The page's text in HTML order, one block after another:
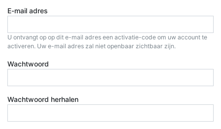
E-mail adres
U ontvangt op op dit e-mail adres een activatie-code om uw account te
activeren. Uw e-mail adres zal niet openbaar zichtbaar zijn.
Wachtwoord
Wachtwoord herhalen